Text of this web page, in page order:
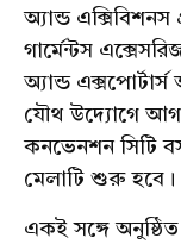
অ্যান্ড
গার্মেন্টস
অ্যান্ড
যৌথ উদ্যোগে
কনভেনশন সিটি
মেলাটি শুরু হবে।
একই সঙ্গে অনুষ্ঠিত